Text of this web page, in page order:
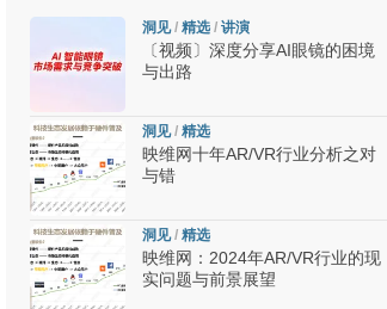
洞见/ 精选 / 讲演
〔视频〕深度分享AI眼镜的困境
与出路
洞见/ 精选
映维网十年AR/VR行业分析之对
与错
洞见/ 精选
映维网：2024年AR/VR行业的现
实问题与前景展望